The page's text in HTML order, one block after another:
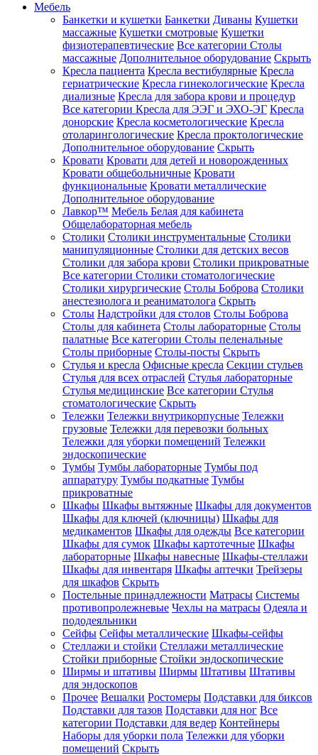
Мебель
Банкетки и кушетки Банкетки Диваны Кушетки
массажные Кушетки смотровые Кушетки
физиотерапевтические Все категории Столы
массажные Дополнительное оборудование Скрыть
Кресла пациента Кресла вестибулярные Кресла
гериатрические Кресла гинекологические Кресла
диализные Кресла для забора крови и процедур
Все категории Кресла для ЭЭГ и ЭХО-ЭГ Кресла
донорские Кресла косметологические Кресла
отоларингологические Кресла проктологические
Дополнительное оборудование Скрыть
Кровати Кровати для детей и новорожденных
Кровати общебольничные Кровати
функциональные Кровати металлические
Дополнительное оборудование
Лавкор™ Мебель Белая для кабинета
Общелабораторная мебель
Столики Столики инструментальные Столики
манипуляционные Столики для детских весов
Столики для забора крови Столики прикроватные
Все категории Столики стоматологические
Столики хирургические Столы Боброва Столики
анестезиолога и реаниматолога Скрыть
Столы Надстройки для столов Столы Боброва
Столы для кабинета Столы лабораторные Столы
палатные Все категории Столы пеленальные
Столы приборные Столы-посты Скрыть
Стулья и кресла Офисные кресла Секции стульев
Стулья для всех отраслей Стулья лабораторные
Стулья медицинские Все категории Стулья
стоматологические Скрыть
Тележки Тележки внутрикорпусные Тележки
грузовые Тележки для перевозки больных
Тележки для уборки помещений Тележки
эндоскопические
Тумбы Тумбы лабораторные Тумбы под
аппаратуру Тумбы подкатные Тумбы
прикроватные
Шкафы Шкафы вытяжные Шкафы для документов
Шкафы для ключей (ключницы) Шкафы для
медикаментов Шкафы для одежды Все категории
Шкафы для сумок Шкафы картотечные Шкафы
лабораторные Шкафы навесные Шкафы-стеллажи
Шкафы для инвентаря Шкафы аптечки Трейзеры
для шкафов Скрыть
Постельные принадлежности Матрасы Системы
противопролежневые Чехлы на матрасы Одеяла и
пододеяльники
Сейфы Сейфы металлические Шкафы-сейфы
Стеллажи и стойки Стеллажи металлические
Стойки приборные Стойки эндоскопические
Ширмы и штативы Ширмы Штативы Штативы
для эндоскопов
Прочее Вешалки Ростомеры Подставки для биксов
Подставки для тазов Подставки для ног Все
категории Подставки для ведер Контейнеры
Наборы для уборки пола Тележки для уборки
помещений Скрыть